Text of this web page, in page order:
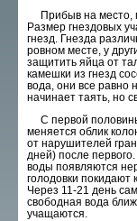
Прибыв на место,
Размер гнездовых
гнезд. Гнезда
ровном месте, у
защитить яйца от
камешки из гнезд
вода, они все равно
начинает таять, но
С первой половины
меняется облик
от нарушителей
дней) после
воды появляются
голодовки
Через 11-21 день
свободная вода
учащаются.